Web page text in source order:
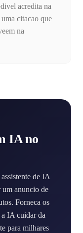
acredita na
citacao que
na
IA no
de IA
anuncio de
Forneca os
a IA cuidar da
para milhares